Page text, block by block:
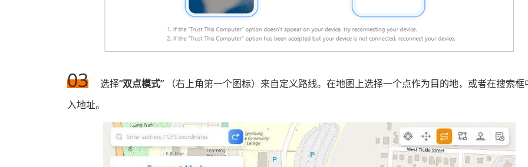
03 选择“双点模式” （右上角第一个图标）来自定义路线。在地图上选择一个点作为目的地，或者在搜索框
入地址。